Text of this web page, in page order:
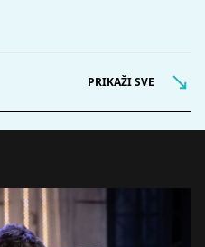
PRIKAŽI SVE